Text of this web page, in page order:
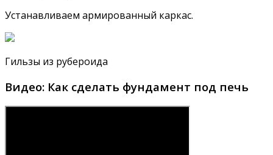
Устанавливаем армированный каркас.
Гильзы из рубероида
Видео: Как сделать фундамент под печь